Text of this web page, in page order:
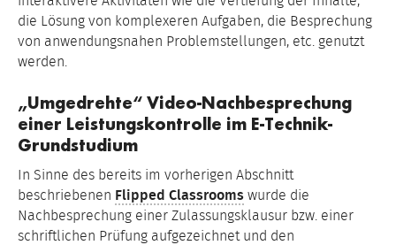
die Lösung von komplexeren Aufgaben, die Besprechung
von anwendungsnahen Problemstellungen, etc. genutzt
werden.
„Umgedrehte“ Video-Nachbesprechung
einer Leistungskontrolle im E-Technik-
Grundstudium
In Sinne des bereits im vorherigen Abschnitt
beschriebenen Flipped Classrooms wurde die
Nachbesprechung einer Zulassungsklausur bzw. einer
schriftlichen Prüfung aufgezeichnet und den